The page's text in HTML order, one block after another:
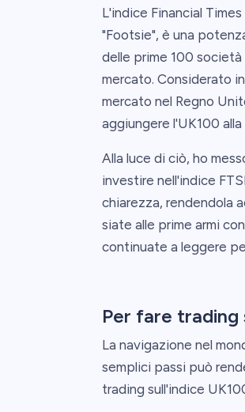
L'indice Financial
"Footsie", è una
delle prime 100
mercato. Considerato
mercato nel Regno
aggiungere l'UK100
Alla luce di ciò, ho
investire nell'indice
chiarezza, rendendola
siate alle prime armi
continuate a leggere
Per fare trading
La navigazione nel
semplici passi può
trading sull'indice